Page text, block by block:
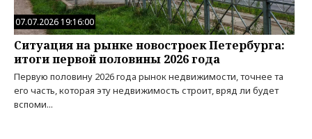
07.07.2026 19:16:00
Ситуация на рынке новостроек Петербурга:
итоги первой половины 2026 года
Первую половину 2026 года рынок недвижимости, точнее та
его часть, которая эту недвижимость строит, вряд ли будет
вспоми...